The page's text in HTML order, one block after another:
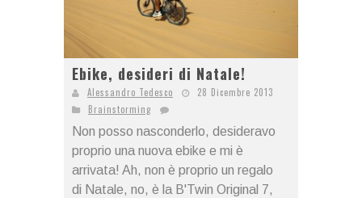
Ebike, desideri di Natale!
Alessandro Tedesco
28 Dicembre 2013
Brainstorming
Non posso nasconderlo, desideravo
proprio una nuova ebike e mi è
arrivata! Ah, non è proprio un regalo
di Natale, no, è la B'Twin Original 7,